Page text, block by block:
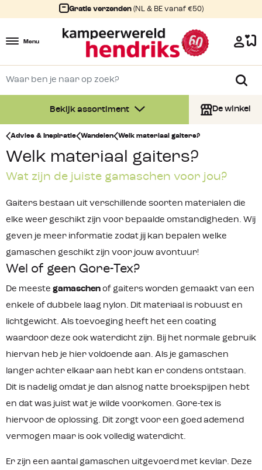
Gratis verzenden (NL & BE vanaf €50)
Menu
Bekijk assortiment De winkel
Advies & Inspiratie Wandelen Welk materiaal gaiters?
Welk materiaal gaiters?
Wat zijn de juiste gamaschen voor jou?
Gaiters bestaan uit verschillende soorten materialen die
elke weer geschikt zijn voor bepaalde omstandigheden. Wij
geven je meer informatie zodat jij kan bepalen welke
gamaschen geschikt zijn voor jouw avontuur!
Wel of geen Gore-Tex?
De meeste gamaschen of gaiters worden gemaakt van een
enkele of dubbele laag nylon. Dit materiaal is robuust en
lichtgewicht. Als toevoeging heeft het een coating
waardoor deze ook waterdicht zijn. Bij het normale gebruik
hiervan heb je hier voldoende aan. Als je gamaschen
langer achter elkaar aan hebt kan er condens ontstaan.
Dit is nadelig omdat je dan alsnog natte broekspijpen hebt
en dat was juist wat je wilde voorkomen. Gore-tex is
hiervoor de oplossing. Dit zorgt voor een goed ademend
vermogen maar is ook volledig waterdicht.
Er zijn een aantal gamaschen uitgevoerd met kevlar. Deze